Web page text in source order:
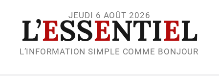
JEUDI 6 AOÛT 2026
L’ESSENTIEL
L’INFORMATION SIMPLE COMME BONJOUR